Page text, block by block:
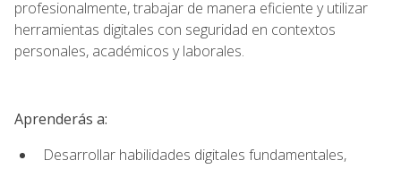
profesionalmente, trabajar de manera eficiente y utilizar
herramientas digitales con seguridad en contextos
personales, académicos y laborales.
Aprenderás a:
Desarrollar habilidades digitales fundamentales,